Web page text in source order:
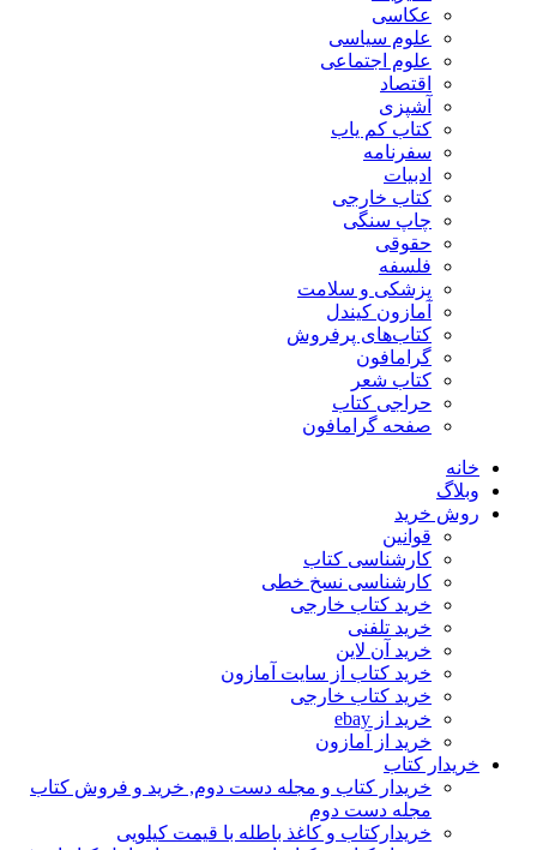
عکاسی
علوم سیاسی
علوم اجتماعی
اقتصاد
آشپزی
کتاب کم یاب
سفرنامه
ادبیات
کتاب خارجی
چاپ سنگی
حقوقی
فلسفه
پزشکی و سلامت
آمازون کیندل
کتاب‌های پرفروش
گرامافون
کتاب شعر
حراجی کتاب
صفحه گرامافون
خانه
وبلاگ
روش خرید
قوانین
کارشناسی کتاب
کارشناسی نسخ خطی
خرید کتاب خارجی
خرید تلفنی
خرید آن لاین
خرید کتاب از سایت آمازون
خرید کتاب خارجی
خرید از ebay
خرید از آمازون
خریدار کتاب
خریدار کتاب و مجله دست دوم, خرید و فروش کتاب
مجله دست دوم
خریدارکتاب و کاغذ باطله با قیمت کیلویی